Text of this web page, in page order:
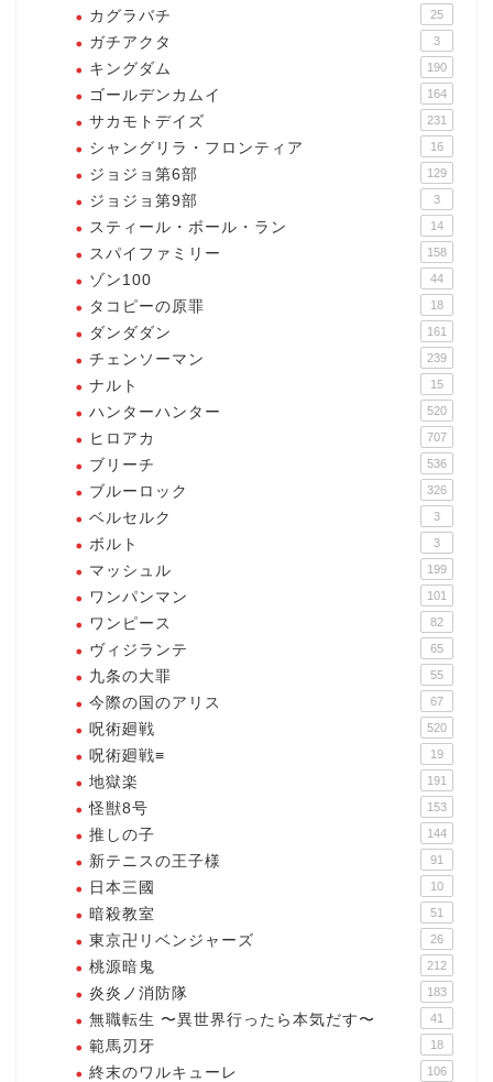
カグラバチ 25
ガチアクタ 3
キングダム 190
ゴールデンカムイ 164
サカモトデイズ 231
シャングリラ・フロンティア 16
ジョジョ第6部 129
ジョジョ第9部 3
スティール・ボール・ラン 14
スパイファミリー 158
ゾン100 44
タコピーの原罪 18
ダンダダン 161
チェンソーマン 239
ナルト 15
ハンターハンター 520
ヒロアカ 707
ブリーチ 536
ブルーロック 326
ベルセルク 3
ボルト 3
マッシュル 199
ワンパンマン 101
ワンピース 82
ヴィジランテ 65
九条の大罪 55
今際の国のアリス 67
呪術廻戦 520
呪術廻戦≡ 19
地獄楽 191
怪獣8号 153
推しの子 144
新テニスの王子様 91
日本三國 10
暗殺教室 51
東京卍リベンジャーズ 26
桃源暗鬼 212
炎炎ノ消防隊 183
無職転生 〜異世界行ったら本気だす〜 41
範馬刃牙 18
終末のワルキューレ 106